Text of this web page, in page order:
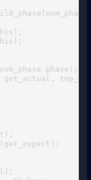
phase);
get_actual,